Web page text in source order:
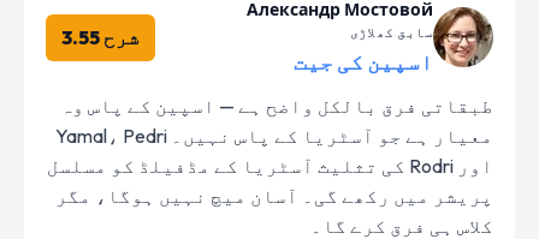
Александр Мостовой
سابق کھلاڑی
اسپین کی جیت
شرح 3.55
طبقاتی فرق بالکل واضح ہے — اسپین کے پاس وہ
معیار ہے جو آسٹریا کے پاس نہیں۔ Yamal، Pedri
اور Rodri کی تثلیث آسٹریا کے مڈفیلڈ کو مسلسل
پریشر میں رکھے گی۔ آسان میچ نہیں ہوگا، مگر
کلاس ہی فرق کرے گا۔